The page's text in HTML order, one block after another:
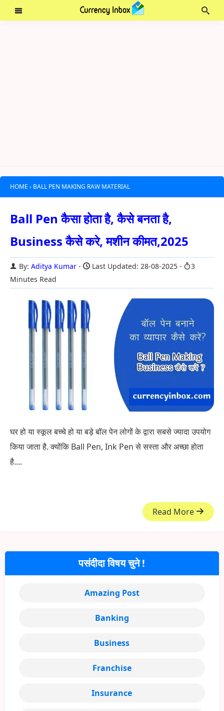
HOME › BALL PEN MAKING RAW MATERIAL
Ball Pen कैसा होता है, कैसे बनता है,
Business कैसे करे, मशीन कीमत,2025
By: Aditya Kumar Last Updated: 28-08-2025
3
Minutes Read
घर हो या स्कूल बच्चे हो या बड़े बॉल पेन लोगों के द्वारा सबसे ज्यादा उपयोग
किया जाता है. क्योंकि Ball Pen, Ink Pen से सस्ता और अच्छा होता
है....
Read More
पसंदीदा विषय चुने !
Amazing Post
Banking
Business
Franchise
Insurance